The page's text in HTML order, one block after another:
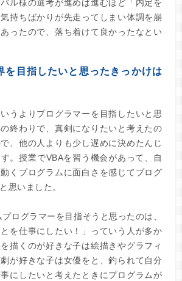
ル様の選考が進めば進むほど「内定を
持ちばかりが先走ってしまい体調を崩
ったので、落ち着けて良かったなとい
を目指したいと思ったきっかけは
うよりプログラマーを目指したいと思
終わりで、真剣になりたいと考えたの
、他の人よりも少し遅めに決めたんじ
。授業でVBAを習う機会があって、自
くプログラムに面白さを感じてプログ
思いました。
ログラマーを目指そうと思ったのは、
を仕事にしたい！」っていう人が多か
描くのが好きな子は絵描きやグラフィ
が好きな子は女優をと、釣られて自分
にしたいと考えたときにプログラムが